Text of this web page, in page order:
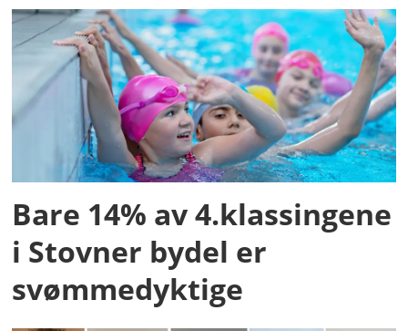
Bare 14% av 4.klassingene
i Stovner bydel er
svømmedyktige